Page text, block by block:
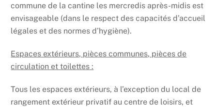
commune de la cantine les mercredis après-midis est
envisageable (dans le respect des capacités d’accueil
légales et des normes d’hygiène).
Espaces extérieurs, pièces communes, pièces de
circulation et toilettes :
Tous les espaces extérieurs, à l’exception du local de
rangement extérieur privatif au centre de loisirs, et